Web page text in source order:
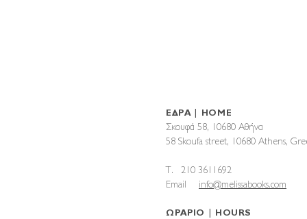
ΕΔΡΑ | HOME
Σκουφά 58, 10680 Αθήνα
58 Skoufa street, 10680 Athens,
T. 210 3611692
Email info@melissabooks.com
ΩΡΑΡΙΟ | HOURS